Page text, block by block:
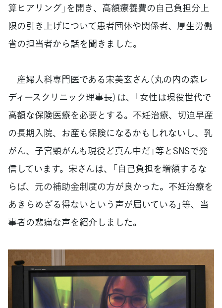
算ヒアリング」を開き、高額療養費の自己負担分上
限の引き上げについて患者団体や関係者、厚生労働
省の担当者から話を聞きました。
産婦人科専門医である宋美玄さん（丸の内の森レ
ディースクリニック理事長）は、「女性は現役世代で
高額な保険医療を必要とする。不妊治療、切迫早産
の長期入院、お産も保険になるかもしれないし、乳
がん、子宮頸がんも現役ど真ん中だ」等とSNSで発
信しています。宋さんは、「自己負担を増額するな
らば、元の補助金制度の方が良かった。不妊治療を
あきらめざる得ないという声が届いている」等、当
事者の悲痛な声を紹介しました。